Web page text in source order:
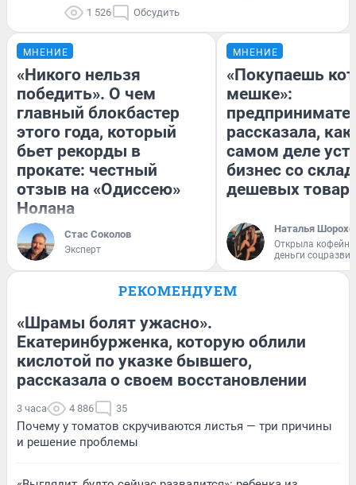
1 526 Обсудить
МНЕНИЕ
«Никого нельзя
победить». О чем
главный блокбастер
этого года, который
бьет рекорды в
прокате: честный
отзыв на «Одиссею»
Нолана
Стас Соколов
Эксперт
МНЕНИЕ
«Покупаешь
мешке»:
рассказала, как
самом деле
бизнес со
дешевых
Наталья
Открыла
деньги
РЕКОМЕНДУЕМ
«Шрамы болят ужасно».
Екатеринбурженка, которую облили
кислотой по указке бывшего,
рассказала о своем восстановлении
3 часа 4 886 35
Почему у томатов скручиваются листья — три причины
и решение проблемы